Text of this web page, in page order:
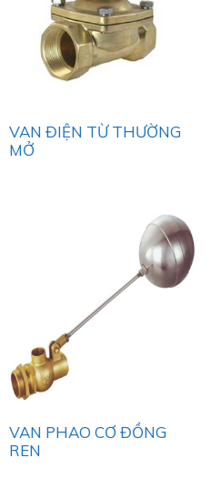
VAN ĐIỆN TỪ THƯỜNG
MỞ
VAN PHAO CƠ ĐỒNG
REN